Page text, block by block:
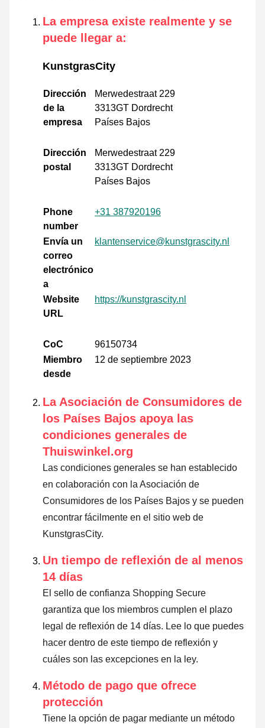
La empresa existe realmente y se
puede llegar a:
KunstgrasCity
Dirección
de la
empresa
Merwedestraat 229
3313GT Dordrecht
Países Bajos
Dirección
postal
Merwedestraat 229
3313GT Dordrecht
Países Bajos
Phone
number
+31 387920196
Envía un
correo
electrónico
a
klantenservice@kunstgrascity.nl
Website
URL
https://kunstgrascity.nl
CoC
96150734
Miembro
desde
12 de septiembre 2023
La Asociación de Consumidores de
los Países Bajos apoya las
condiciones generales de
Thuiswinkel.org
Las condiciones generales se han establecido
en colaboración con la Asociación de
Consumidores de los Países Bajos y se pueden
encontrar fácilmente en el sitio web de
KunstgrasCity.
Un tiempo de reflexión de al menos
14 días
El sello de confianza Shopping Secure
garantiza que los miembros cumplen el plazo
legal de reflexión de 14 días. Lee lo que puedes
hacer dentro de este tiempo de reflexión y
cuáles son las excepciones en la ley.
Método de pago que ofrece
protección
Tiene la opción de pagar mediante un método